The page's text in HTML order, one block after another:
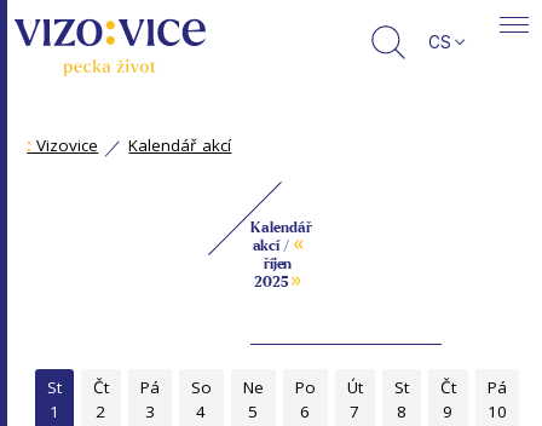
CS
: Vizovice Kalendář akcí
Kalendář
akcí / «
říjen
2025»
St
1
Čt
2
Pá
3
So
4
Ne
5
Po
6
Út
7
St
8
Čt
9
Pá
10